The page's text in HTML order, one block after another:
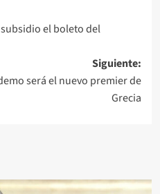
subsidio el boleto del
Siguiente:
será el nuevo premier de
Grecia